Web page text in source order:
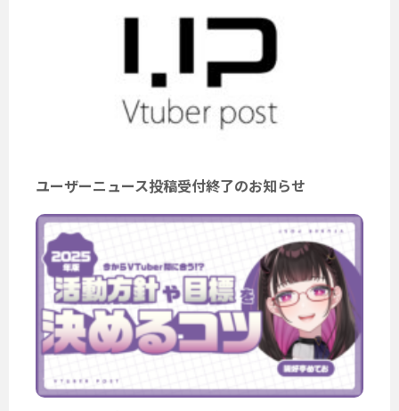
ユーザーニュース投稿受付終了のお知らせ